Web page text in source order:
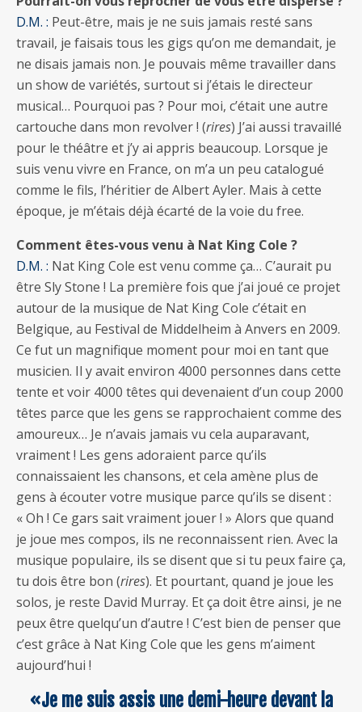
D.M. : Peut-être, mais je ne suis jamais resté sans
travail, je faisais tous les gigs qu’on me demandait, je
ne disais jamais non. Je pouvais même travailler dans
un show de variétés, surtout si j’étais le directeur
musical… Pourquoi pas ? Pour moi, c’était une autre
cartouche dans mon revolver ! (rires) J’ai aussi travaillé
pour le théâtre et j’y ai appris beaucoup. Lorsque je
suis venu vivre en France, on m’a un peu catalogué
comme le fils, l’héritier de Albert Ayler. Mais à cette
époque, je m’étais déjà écarté de la voie du free.
Comment êtes-vous venu à Nat King Cole ?
D.M. : Nat King Cole est venu comme ça… C’aurait pu
être Sly Stone ! La première fois que j’ai joué ce projet
autour de la musique de Nat King Cole c’était en
Belgique, au Festival de Middelheim à Anvers en 2009.
Ce fut un magnifique moment pour moi en tant que
musicien. Il y avait environ 4000 personnes dans cette
tente et voir 4000 têtes qui devenaient d’un coup 2000
têtes parce que les gens se rapprochaient comme des
amoureux… Je n’avais jamais vu cela auparavant,
vraiment ! Les gens adoraient parce qu’ils
connaissaient les chansons, et cela amène plus de
gens à écouter votre musique parce qu’ils se disent :
« Oh ! Ce gars sait vraiment jouer ! » Alors que quand
je joue mes compos, ils ne reconnaissent rien. Avec la
musique populaire, ils se disent que si tu peux faire ça,
tu dois être bon (rires). Et pourtant, quand je joue les
solos, je reste David Murray. Et ça doit être ainsi, je ne
peux être quelqu’un d’autre ! C’est bien de penser que
c’est grâce à Nat King Cole que les gens m’aiment
aujourd’hui !
«Je me suis assis une demi-heure devant la